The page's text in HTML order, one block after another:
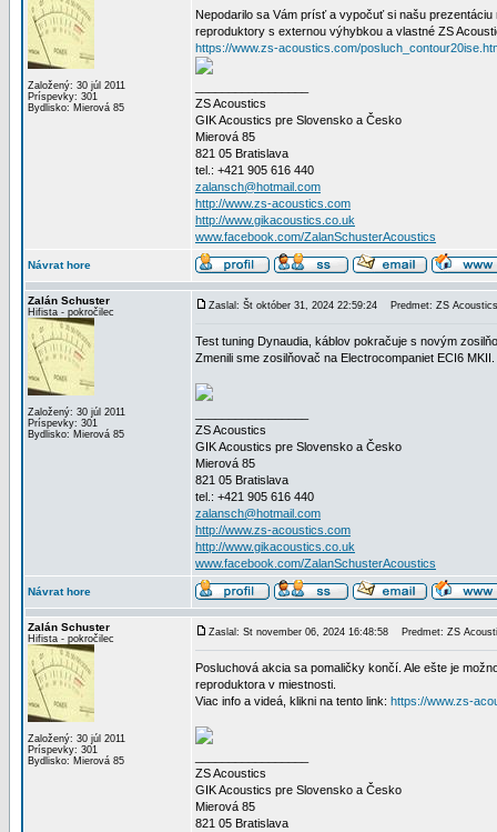
Založený: 30 júl 2011
Príspevky: 301
Bydlisko: Mierová 85
Nepodarilo sa Vám prísť a vypočuť si našu
reproduktory s externou výhybkou a vlastné ZS
https://www.zs-acoustics.com/
ZS Acoustics
GIK Acoustics pre Slovensko a Česko
Mierová 85
821 05 Bratislava
tel.: +421 905 616 440
zalansch@hotmail.com
http://www.zs-acoustics.com
http://www.gikacoustics.co.uk
www.facebook.com/ZalanSchusterAcoustics
Návrat hore
Zalán Schuster
Hifista - pokročilec
Založený: 30 júl 2011
Príspevky: 301
Bydlisko: Mierová 85
Zaslal: Št október 31, 2024 22:59:24 Predmet: ZS
Test tuning Dynaudia, káblov pokračuje s novým
Zmenili sme zosilňovač na Electrocompaniet ECI6 MKII.
ZS Acoustics
GIK Acoustics pre Slovensko a Česko
Mierová 85
821 05 Bratislava
tel.: +421 905 616 440
zalansch@hotmail.com
http://www.zs-acoustics.com
http://www.gikacoustics.co.uk
www.facebook.com/ZalanSchusterAcoustics
Návrat hore
Zalán Schuster
Hifista - pokročilec
Založený: 30 júl 2011
Príspevky: 301
Bydlisko: Mierová 85
Zaslal: St november 06, 2024 16:48:58 Predmet: ZS
Posluchová akcia sa pomaličky končí. Ale ešte je
reproduktora v miestnosti.
Viac info a videá, klikni na tento link: https://www.zs-
ZS Acoustics
GIK Acoustics pre Slovensko a Česko
Mierová 85
821 05 Bratislava